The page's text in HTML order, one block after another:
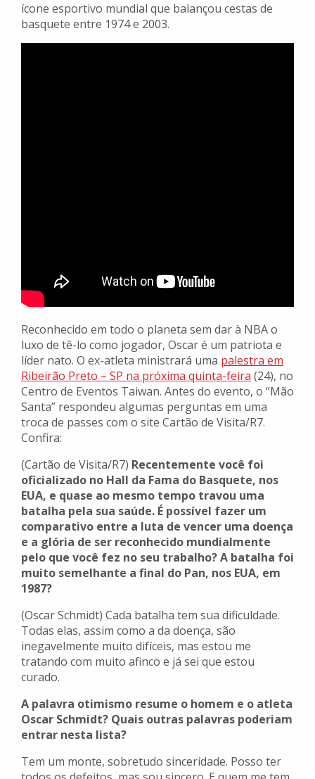
ícone esportivo mundial que balançou cestas de
basquete entre 1974 e 2003.
Reconhecido em todo o planeta sem dar à NBA o
luxo de tê-lo como jogador, Oscar é um patriota e
líder nato. O ex-atleta ministrará uma palestra em
Ribeirão Preto – SP na próxima quinta-feira (24), no
Centro de Eventos Taiwan. Antes do evento, o “Mão
Santa” respondeu algumas perguntas em uma
troca de passes com o site Cartão de Visita/R7.
Confira:
(Cartão de Visita/R7) Recentemente você foi
oficializado no Hall da Fama do Basquete, nos
EUA, e quase ao mesmo tempo travou uma
batalha pela sua saúde. É possível fazer um
comparativo entre a luta de vencer uma doença
e a glória de ser reconhecido mundialmente
pelo que você fez no seu trabalho? A batalha foi
muito semelhante a final do Pan, nos EUA, em
1987?
(Oscar Schmidt) Cada batalha tem sua dificuldade.
Todas elas, assim como a da doença, são
inegavelmente muito difíceis, mas estou me
tratando com muito afinco e já sei que estou
curado.
A palavra otimismo resume o homem e o atleta
Oscar Schmidt? Quais outras palavras poderiam
entrar nesta lista?
Tem um monte, sobretudo sinceridade. Posso ter